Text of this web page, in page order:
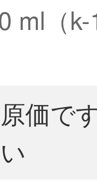
ml（
価で